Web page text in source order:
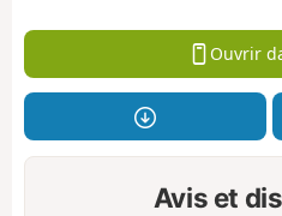
Ouvrir
Avis et